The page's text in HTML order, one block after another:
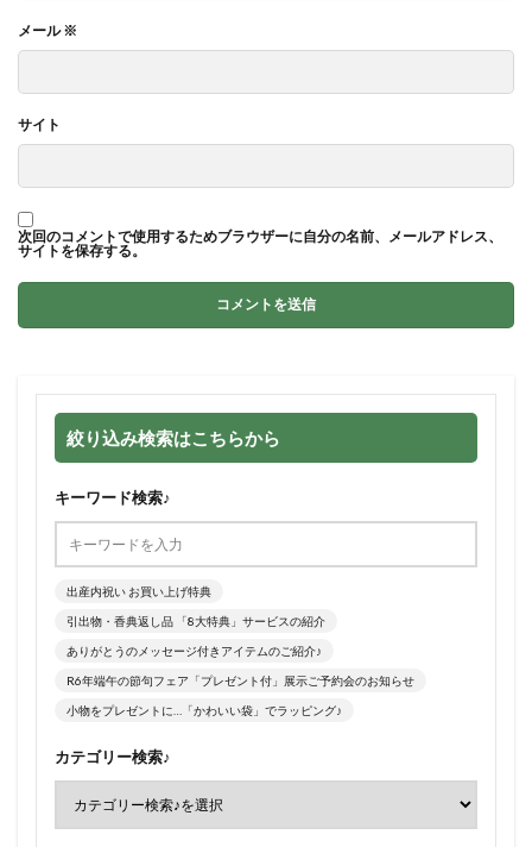
メール※
サイト
次回のコメントで使用するためブラウザーに自分の名前、メールアドレス、
サイトを保存する。
絞り込み検索はこちらから
キーワード検索♪
出産内祝い お買い上げ特典
引出物・香典返し品 「8大特典」サービスの紹介
ありがとうのメッセージ付きアイテムのご紹介♪
R6年端午の節句フェア「プレゼント付」展示ご予約会のお知らせ
小物をプレゼントに…「かわいい袋」でラッピング♪
カテゴリー検索♪